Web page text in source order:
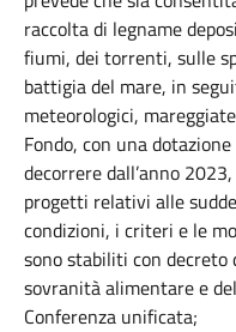
raccolta di legname
fiumi, dei torrenti, sulle
battigia del mare, in
meteorologici,
Fondo, con una
decorrere dall’anno
progetti relativi alle
condizioni, i criteri e le
sono stabiliti con decreto
sovranità alimentare e
Conferenza unificata;